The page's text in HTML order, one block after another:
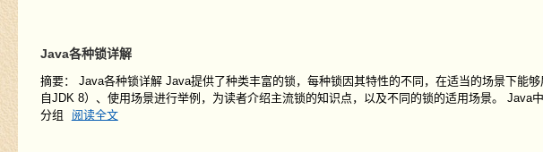
Java各种锁详解
摘要： Java各种锁详解 Java提供了种类丰富的锁，每种锁因其特性的不同，在适当的场景下能
自JDK 8）、使用场景进行举例，为读者介绍主流锁的知识点，以及不同的锁的适用场景。 Java
分组
阅读全文